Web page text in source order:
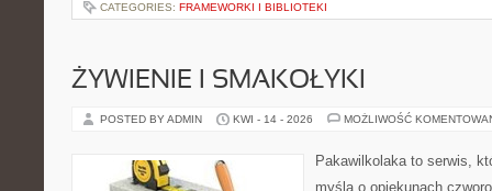
CATEGORIES: FRAMEWORKI I BIBLIOTEKI
ŻYWIENIE I SMAKOŁYKI
POSTED BY ADMIN KWI - 14 - 2026 MOŻLIWOŚĆ
Pakawilkolaka to serwis,
myślą o opiekunach